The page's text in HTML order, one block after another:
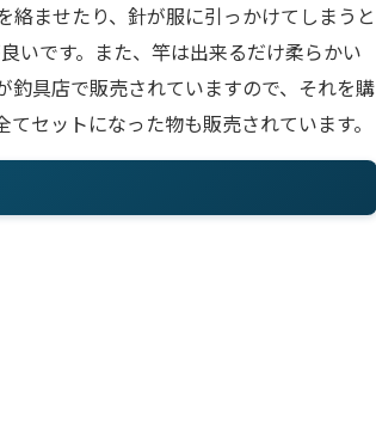
ませたり、針が服に引っかけてしまうと
いです。また、竿は出来るだけ柔らかい
具店で販売されていますので、それを購
セットになった物も販売されています。